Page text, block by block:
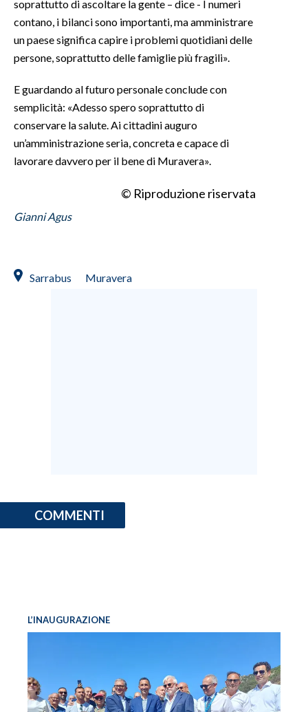
soprattutto di ascoltare la gente – dice - I numeri
contano, i bilanci sono importanti, ma amministrare
un paese significa capire i problemi quotidiani delle
persone, soprattutto delle famiglie più fragili».
E guardando al futuro personale conclude con
semplicità: «Adesso spero soprattutto di
conservare la salute. Ai cittadini auguro
un’amministrazione seria, concreta e capace di
lavorare davvero per il bene di Muravera».
© Riproduzione riservata
Gianni Agus
Sarrabus Muravera
COMMENTI
L’INAUGURAZIONE